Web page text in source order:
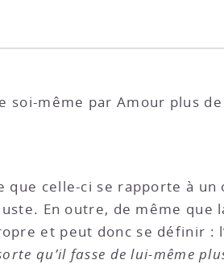
soi-même par Amour plus de
que celle-ci se rapporte à un
En outre, de même
et peut donc se définir :
qu’il fasse de lui-même